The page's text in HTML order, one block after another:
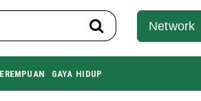
Network
GAYA HIDUP